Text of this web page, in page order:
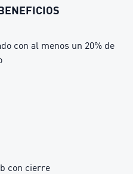
con al menos un 20% de
con cierre